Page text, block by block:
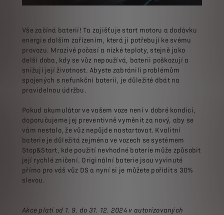
Vše začíná baterií! Ta zajišťuje start motoru a dodávku
energie dalším zařízením, která ji potřebují ke svému
provozu. Mrazivé počasí a nízké teploty, stejně jako
delší doba, kdy se vůz nepoužívá, baterii poškozují a
snižují její životnost. Abyste zabránili problémům
spojených s nefunkční baterií, je důležité dbát na
pravidelnou údržbu.
Pokud akumulátor ve vašem voze není v dobré kondici,
doporučujeme jej preventivně vyměnit za nový, aby se
vám nestalo, že vůz nepůjde nastartovat. Kvalitní
baterie je důležitá zejména ve vozech se systémem
Stop&Start, kde použití nevhodné baterie může způsobit
její rychlé zničení. Originální baterie jsou vyvinuté
přímo pro váš vůz DS a nyní si je můžete pořídit s 30%
slevou.
Akce platí od 1. 9. do 31. 12. 2024 v autorizovaných